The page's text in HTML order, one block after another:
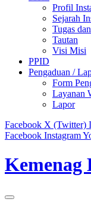
Profil
Sejarah
Tugas
Tautan
Visi Misi
PPID
Pengaduan /
Form
Layanan
Lapor
Facebook X (Twitter)
Facebook Instagram
Kemenag